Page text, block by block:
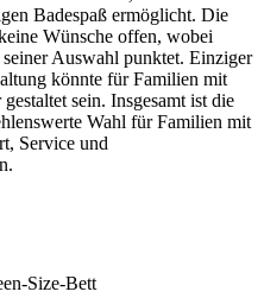
Badespaß ermöglicht. Die
Wünsche offen, wobei
Auswahl punktet. Einziger
könnte für Familien mit
sein. Insgesamt ist die
Wahl für Familien mit
Service und
Size-Bett